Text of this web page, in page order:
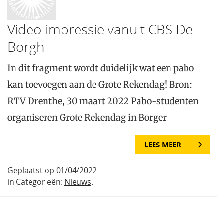
Video-impressie vanuit CBS De
Borgh
In dit fragment wordt duidelijk wat een pabo
kan toevoegen aan de Grote Rekendag! Bron:
RTV Drenthe, 30 maart 2022 Pabo-studenten
organiseren Grote Rekendag in Borger
LEES MEER
Geplaatst op 01/04/2022
in Categorieën: Nieuws.